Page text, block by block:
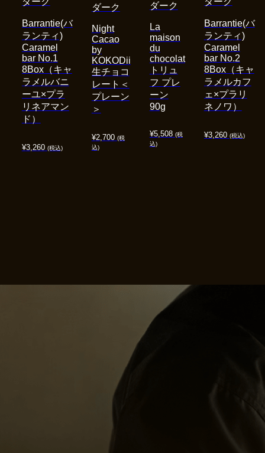
¥3,260 (税込)
Barrantie(バ
ランティ)
Caramel
bar No.1
8Box（キャ
ラメルバニ
ーユ×プラ
リネアマン
ド）
¥2,700 (税
込)
Night
Cacao
by
KOKODii
生チョコ
レート＜
プレーン
＞
ダーク
¥5,508 (税
込)
La
maison
du
chocolat
トリュ
フ プレ
ーン
90g
ダーク
¥3,260 (税込)
Barrantie(バ
ランティ)
Caramel
bar No.2
8Box（キャ
ラメルカフ
ェ×プラリ
ネノワ）